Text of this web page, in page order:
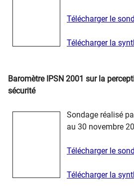
Télécharger le
Télécharger la
Baromètre IPSN 2001 sur la
sécurité
Sondage réalisé
au 30 novembre
Télécharger le
Télécharger la